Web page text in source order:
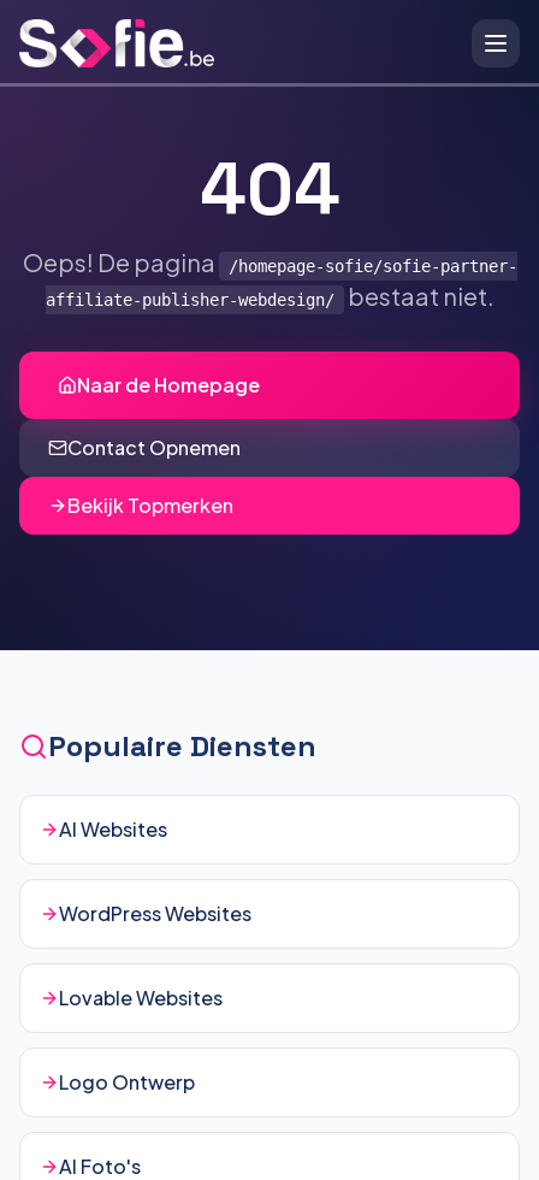
404
Oeps! De pagina
/homepage-sofie/sofie-partner-
affiliate-publisher-webdesign/ bestaat niet.
Naar de Homepage
Contact Opnemen
Bekijk Topmerken
Populaire Diensten
AI Websites
WordPress Websites
Lovable Websites
Logo Ontwerp
AI Foto's